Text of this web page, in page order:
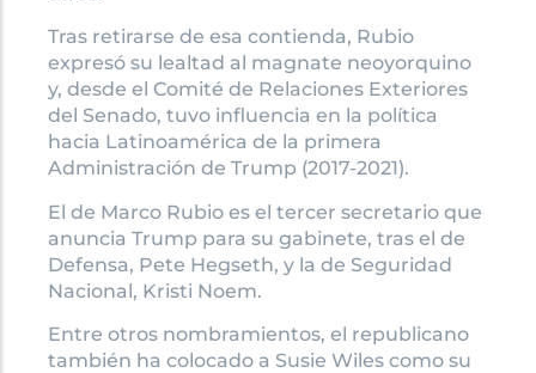
Tras retirarse de esa contienda, Rubio
expresó su lealtad al magnate neoyorquino
y, desde el Comité de Relaciones Exteriores
del Senado, tuvo influencia en la política
hacia Latinoamérica de la primera
Administración de Trump (2017-2021).
El de Marco Rubio es el tercer secretario que
anuncia Trump para su gabinete, tras el de
Defensa, Pete Hegseth, y la de Seguridad
Nacional, Kristi Noem.
Entre otros nombramientos, el republicano
también ha colocado a Susie Wiles como su